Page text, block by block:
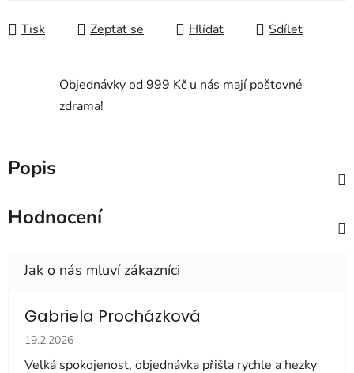
Tisk Zeptat se Hlídat Sdílet
Objednávky od 999 Kč u nás mají poštovné
zdrama!
Popis
Hodnocení
Gabriela Procházková
Hodnocení obchodu je 5 z 5 hvězdiček.
19.2.2026
Velká spokojenost, objednávka přišla rychle a hezky